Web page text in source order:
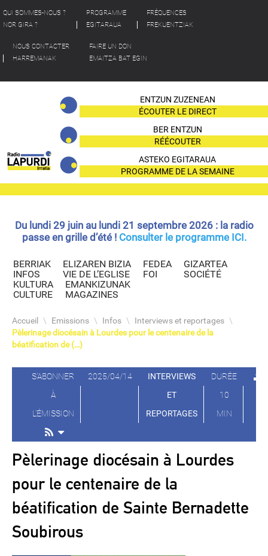
QUI SOMMES-NOUS ?
NOR GIRA ?
PROGRAMME
EGITARAUA
FRÉQUENCES
FREKUENTZIAK
NOUS CONTACTER
HARREMANAK
FAIRE UN DON
EMAITZA BAT EGIN
ENTZUN ZUZENEAN
ÉCOUTER LE DIRECT
BER ENTZUN
RÉÉCOUTER
ASTEKO EGITARAUA
PROGRAMME DE LA SEMAINE
Du lundi 29 juin au lundi 21 septembre 2026 : la radio
passe en grille d’été ! Consulter le programme ICI.
BERRIAK
INFOS
ELIZAREN BIZIA
VIE DE L’EGLISE
FEDEA
FOI
GIZARTEA
SOCIÉTÉ
KULTURA
CULTURE
EMANKIZUNAK
MAGAZINES
Accueil \ Emissions \ Infos \ Interviews et reportages \
Pèlerinage diocésain à Lourdes pour le centenaire de la
béatification de (…)
S'ABONNER
À
L'ÉMISSION
2025/04/14
INTERVIEWS
ET
REPORTAGES
DURÉE
10
MIN
Pèlerinage diocésain à Lourdes
pour le centenaire de la
béatification de Sainte Bernadette
Soubirous